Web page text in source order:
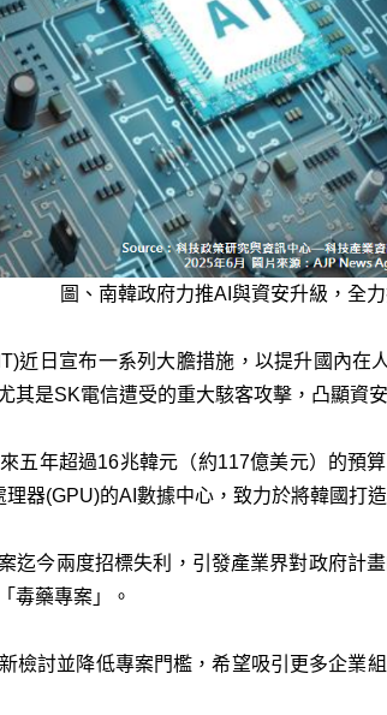
圖、南韓政府力推AI與資安升級，全
近日宣布一系列大膽措施，以提升國內在
其是SK電信遭受的重大駭客攻擊，凸顯資
五年超過16兆韓元（約117億美元）的預
器(GPU)的AI數據中心，致力於將韓國打
迄今兩度招標失利，引發產業界對政府計
毒藥專案」。
檢討並降低專案門檻，希望吸引更多企業